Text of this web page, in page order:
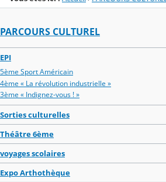
PARCOURS CULTUREL
EPI
5ème Sport Américain
4ème « La révolution industrielle »
3ème « Indignez-vous ! »
Sorties culturelles
Théâtre 6ème
voyages scolaires
Expo Arthothèque